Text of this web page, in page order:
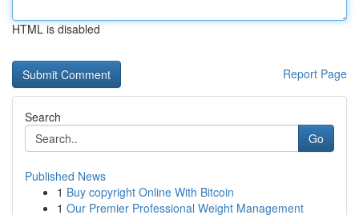
HTML is disabled
Report Page
Search
Go
Published News
1 Buy copyright Online With Bitcoin
1 Our Premier Professional Weight Management